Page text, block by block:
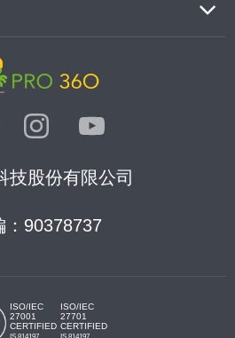
技股份有限公司
：90378737
ISO/IEC
27001
CERTIFIED
ISO/IEC
27701
CERTIFIED